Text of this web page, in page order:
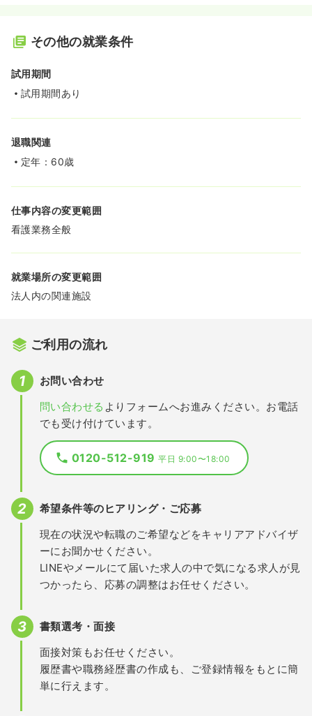
その他の就業条件
試用期間
試用期間あり
退職関連
定年：60歳
仕事内容の変更範囲
看護業務全般
就業場所の変更範囲
法人内の関連施設
ご利用の流れ
お問い合わせ
問い合わせる よりフォームへお進みください。お電話
でも受け付けています。
0120-512-919平日 9:00〜18:00
希望条件等のヒアリング・ご応募
現在の状況や転職のご希望などをキャリアアドバイザ
ーにお聞かせください。
LINEやメールにて届いた求人の中で気になる求人が見
つかったら、応募の調整はお任せください。
書類選考・面接
面接対策もお任せください。
履歴書や職務経歴書の作成も、ご登録情報をもとに簡
単に行えます。